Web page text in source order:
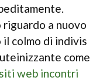
a nuovo
colmo di indivis
come
siti web incontri